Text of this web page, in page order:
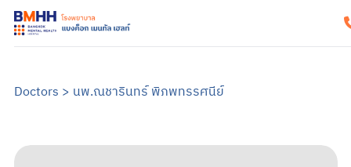
หน้าแรก
เกี่ยวกับเรา
คำแนะนำเมื่อมาถึงโรงพยาบาล
สิ่งอำนวยความสะดวก
คำแนะนำสำหรับผู้ป่วยใน
ข้อมูลสำหรับครอบครัว
Doctors > นพ.ณชารินทร์ พิภพทรรศนีย์